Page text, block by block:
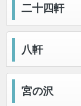
二十四軒
八軒
宮の沢